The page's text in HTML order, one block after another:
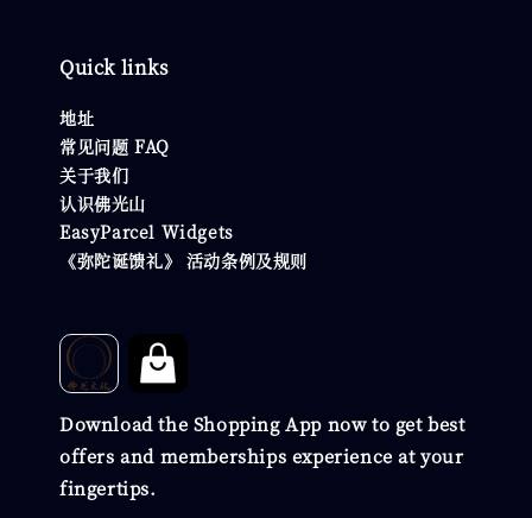
Quick links
地址
常见问题 FAQ
关于我们
认识佛光山
EasyParcel Widgets
《弥陀诞馈礼》 活动条例及规则
Download the Shopping App now to get best
offers and memberships experience at your
fingertips.